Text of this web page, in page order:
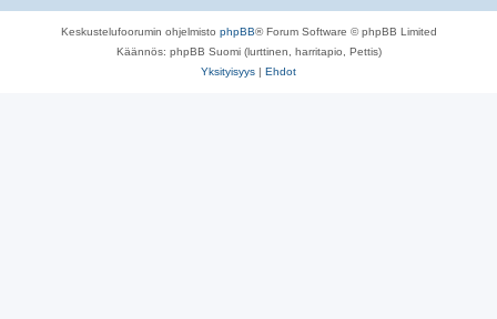
Keskustelufoorumin ohjelmisto phpBB® Forum Software © phpBB Limited
Käännös: phpBB Suomi (lurttinen, harritapio, Pettis)
Yksityisyys | Ehdot